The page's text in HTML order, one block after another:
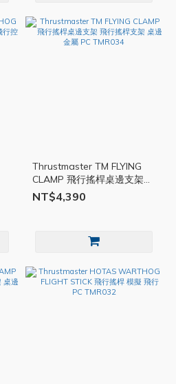
Thrustmaster TM FLYING
CLAMP 飛行搖桿桌邊支架
飛行搖桿支架 桌邊 金屬 PC
TMR034
NT$4,390